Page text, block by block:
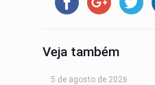
Veja também
5 de agosto de 2026